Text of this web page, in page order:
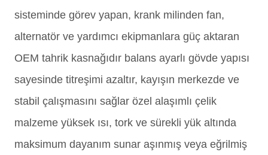
sisteminde görev yapan, krank milinden fan,
alternatör ve yardımcı ekipmanlara güç aktaran
OEM tahrik kasnağıdır balans ayarlı gövde yapısı
sayesinde titreşimi azaltır, kayışın merkezde ve
stabil çalışmasını sağlar özel alaşımlı çelik
malzeme yüksek ısı, tork ve sürekli yük altında
maksimum dayanım sunar aşınmış veya eğrilmiş